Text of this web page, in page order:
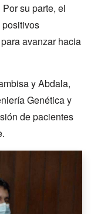
su parte, el
avanzar hacia
y Abdala,
Genética y
de pacientes